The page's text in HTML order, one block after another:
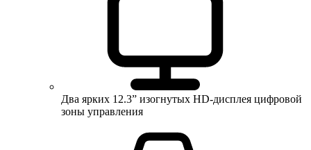
Два ярких 12.3” изогнутых HD-дисплея цифровой
зоны управления